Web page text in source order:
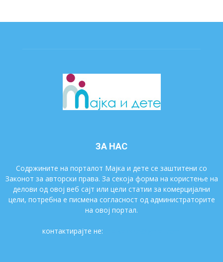
ЗА НАС
Содржините на порталот Мајка и дете се заштитени со
Законот за авторски права. За секоја форма на користење на
делови од овој веб сајт или цели статии за комерцијални
цели, потребна е писмена согласност од администраторите
на овој портал.
контактирајте не: